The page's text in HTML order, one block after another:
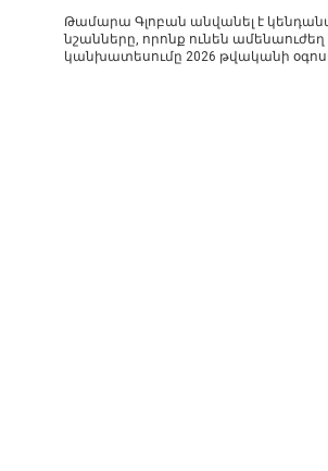
Թամարա Գլոբան անվանել է
նշանները, որոնք ունեն ամենաուժեղ
կանխատեսումը 2026 թվականի